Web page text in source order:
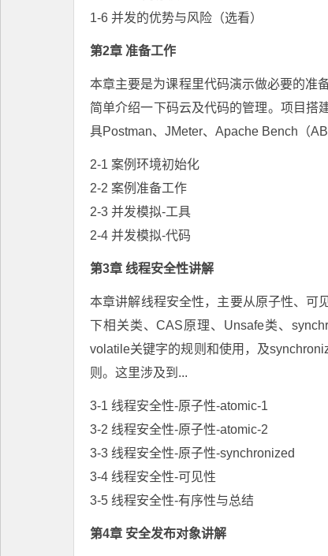
1-6 并发的优势与风险（选看）
第2章 准备工作
本章主要是为课程里代码演示做必要的准
简单介绍一下码云及代码的管理。项目搭
具Postman、JMeter、Apache Bench（
2-1 案例环境初始化
2-2 案例准备工作
2-3 并发模拟-工具
2-4 并发模拟-代码
第3章 线程安全性讲解
本章讲解线程安全性，主要从原子性、可
下相关类、CAS原理、Unsafe类、
volatile关键字的规则和使用，及
则。这里涉及到...
3-1 线程安全性-原子性-atomic-1
3-2 线程安全性-原子性-atomic-2
3-3 线程安全性-原子性-synchronized
3-4 线程安全性-可见性
3-5 线程安全性-有序性与总结
第4章 安全发布对象讲解